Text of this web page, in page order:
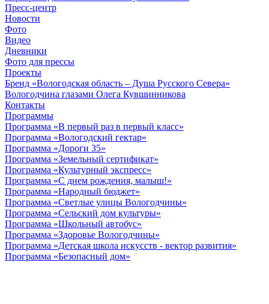
Пресс-центр
Новости
Фото
Видео
Дневники
Фото для прессы
Проекты
Бренд «Вологодская область – Душа Русского Севера»
Вологодчина глазами Олега Кувшинникова
Контакты
Программы
Программа «В первый раз в первый класс»
Программа «Вологодский гектар»
Программа «Дороги 35»
Программа «Земельный сертификат»
Программа «Культурный экспресс»
Программа «С днем рождения, малыш!»
Программа «Народный бюджет»
Программа «Светлые улицы Вологодчины»
Программа «Сельский дом культуры»
Программа «Школьный автобус»
Программа «Здоровье Вологодчины»
Программа «Детская школа искусств - вектор развития»
Программа «Безопасный дом»